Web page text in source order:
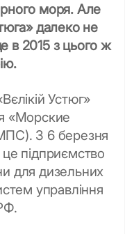
моря. Але
далеко не
в 2015 з цього ж
Устюг»
«Морские
З 6 березня
підприємство
для дизельних
управління